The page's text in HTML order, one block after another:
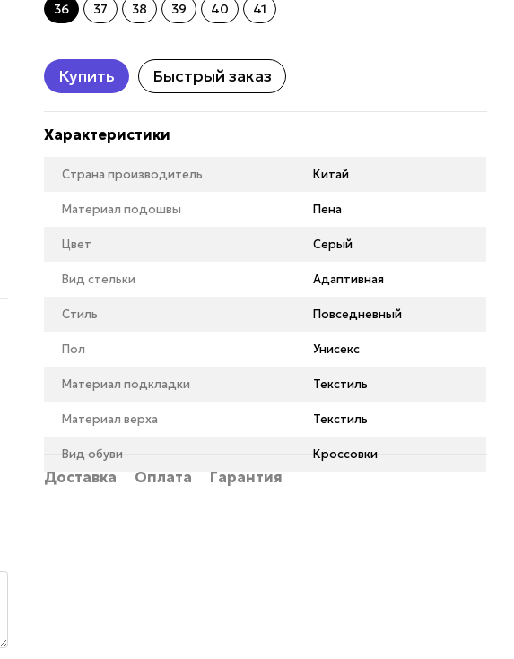
36 37 38 39 40 41
Купить Быстрый заказ
Характеристики
Страна производитель Китай
Материал подошвы Пена
Цвет Серый
Вид стельки Адаптивная
Стиль Повседневный
Пол Унисекс
Материал подкладки Текстиль
Материал верха Текстиль
Вид обуви Кроссовки
Доставка Оплата Гарантия